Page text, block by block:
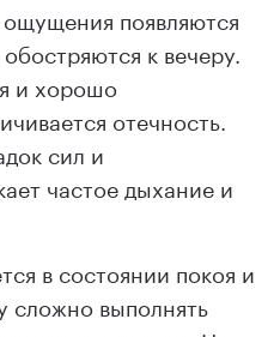
появляются
к вечеру.
и хорошо
отечность.
сил и
частое дыхание и
в состоянии покоя и
сложно выполнять